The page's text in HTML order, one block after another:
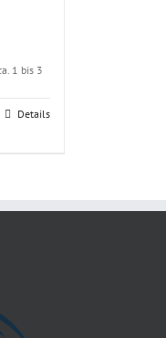
1 bis 3
Details